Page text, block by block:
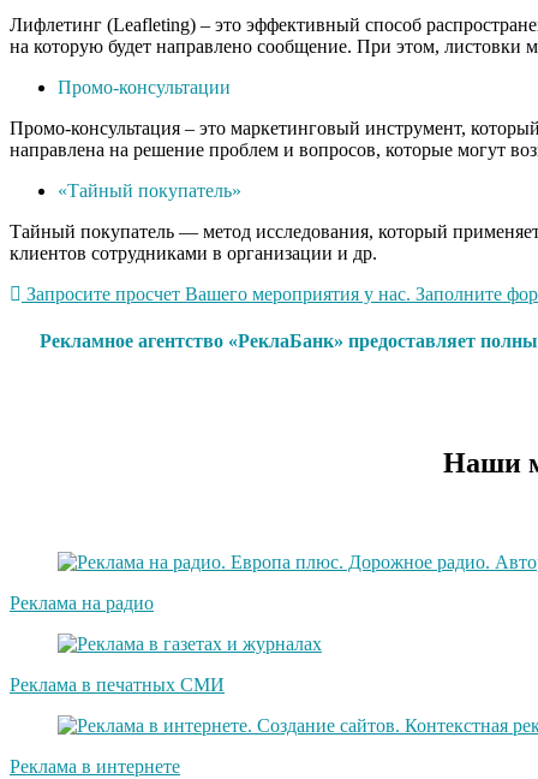
Лифлетинг (Leafleting) – это эффективный способ
на которую будет направлено сообщение. При этом, листовки
Промо-консультации
Промо-консультация – это маркетинговый инструмент,
направлена на решение проблем и вопросов, которые могут
«Тайный покупатель»
Тайный покупатель — метод исследования, который
клиентов сотрудниками в организации и др.
Запросите просчет Вашего мероприятия у нас. Заполните
Рекламное агентство «РеклаБанк» предоставляет
Наши
Реклама на радио
Реклама в печатных СМИ
Реклама в интернете